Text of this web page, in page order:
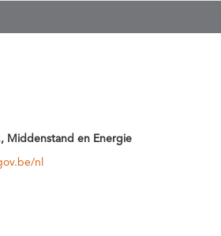
Middenstand en Energie
nl